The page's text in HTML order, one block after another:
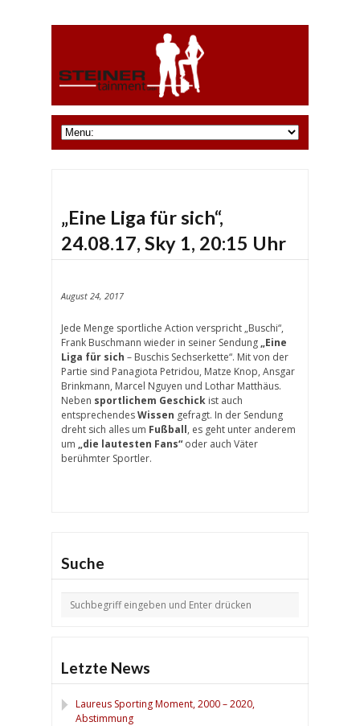
„Eine Liga für sich“,
24.08.17, Sky 1, 20:15 Uhr
August 24, 2017
Jede Menge sportliche Action verspricht „Buschi“,
Frank Buschmann wieder in seiner Sendung „Eine
Liga für sich – Buschis Sechserkette“. Mit von der
Partie sind Panagiota Petridou, Matze Knop, Ansgar
Brinkmann, Marcel Nguyen und Lothar Matthäus.
Neben sportlichem Geschick ist auch
entsprechendesWissen gefragt. In der Sendung
dreht sich alles um Fußball, es geht unter anderem
um „die lautesten Fans“ oder auch Väter
berühmter Sportler.
Suche
Letzte News
Laureus Sporting Moment, 2000 – 2020,
Abstimmung